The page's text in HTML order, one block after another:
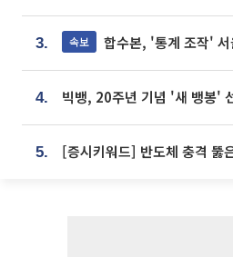
3. 속보 합수본, '통계 조작' 서울·경기·
4.
5.